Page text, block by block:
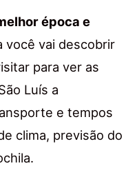
época e
você vai descobrir
para ver as
Luís a
e tempos
clima, previsão do